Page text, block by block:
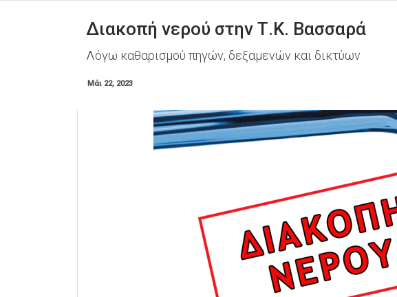
Διακοπή νερού στην Τ.Κ. Βασσαρά
Λόγω καθαρισμού πηγών, δεξαμενών και δικτύων
Μάι 22, 2023